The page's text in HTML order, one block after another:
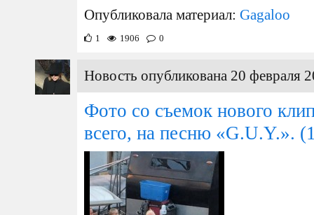
Опубликовала материал: Gagaloo
1 1906 0
Новость опубликована 20 февраля
Фото со съемок нового
всего, на песню «G.U.Y.».